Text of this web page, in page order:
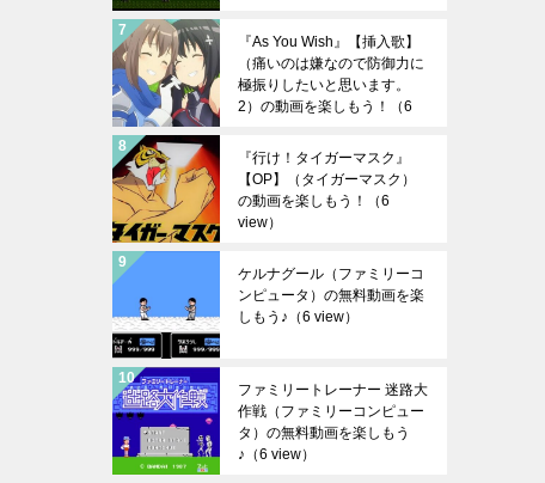
『As You Wish』【挿入歌】
（痛いのは嫌なので防御力に
極振りしたいと思います。
2）の動画を楽しもう！
（6
『行け！タイガーマスク』
【OP】（タイガーマスク）
の動画を楽しもう！
（6
view）
ケルナグール（ファミリーコ
ンピュータ）の無料動画を楽
しもう♪ （6 view）
ファミリートレーナー 迷路大
作戦（ファミリーコンピュー
タ）の無料動画を楽しもう
♪ （6 view）